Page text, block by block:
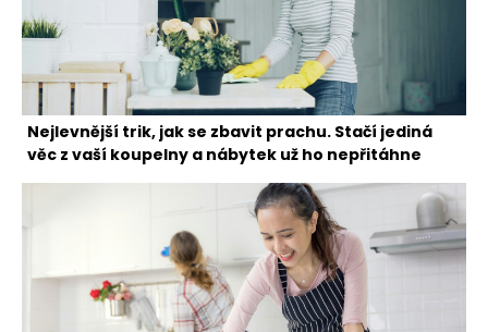
Nejlevnější trik, jak se zbavit prachu. Stačí jediná
věc z vaší koupelny a nábytek už ho nepřitáhne